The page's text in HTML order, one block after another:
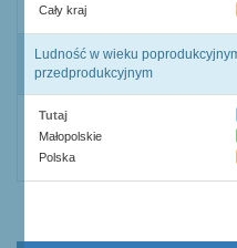
Cały kraj
Ludność w wieku
przedprodukcyjnym
Tutaj
Małopolskie
Polska